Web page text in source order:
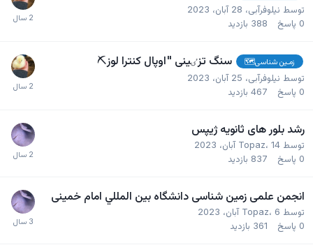
توسط نیلوفرآبی، 28 آبان، 2023
0 پاسخ 388 بازدید
زمـین شناسی🗺 سنگ تزٸینی "اوپال کنترا لوز⛏️
توسط نیلوفرآبی، 25 آبان، 2023
0 پاسخ 467 بازدید
رشد بلور های ثانویه ژیپس
توسط Topaz، 14 آبان، 2023
0 پاسخ 837 بازدید
انجمن علمی زمین شناسی دانشگاه بين المللي امام خمینی
توسط Topaz، 6 آبان، 2023
0 پاسخ 361 بازدید